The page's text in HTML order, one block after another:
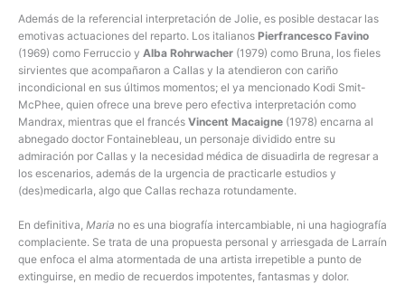
Además de la referencial interpretación de Jolie, es posible destacar las
emotivas actuaciones del reparto. Los italianos Pierfrancesco Favino
(1969) como Ferruccio y Alba Rohrwacher (1979) como Bruna, los fieles
sirvientes que acompañaron a Callas y la atendieron con cariño
incondicional en sus últimos momentos; el ya mencionado Kodi Smit-
McPhee, quien ofrece una breve pero efectiva interpretación como
Mandrax, mientras que el francés Vincent Macaigne (1978) encarna al
abnegado doctor Fontainebleau, un personaje dividido entre su
admiración por Callas y la necesidad médica de disuadirla de regresar a
los escenarios, además de la urgencia de practicarle estudios y
(des)medicarla, algo que Callas rechaza rotundamente.
En definitiva, Maria no es una biografía intercambiable, ni una hagiografía
complaciente. Se trata de una propuesta personal y arriesgada de Larraín
que enfoca el alma atormentada de una artista irrepetible a punto de
extinguirse, en medio de recuerdos impotentes, fantasmas y dolor.